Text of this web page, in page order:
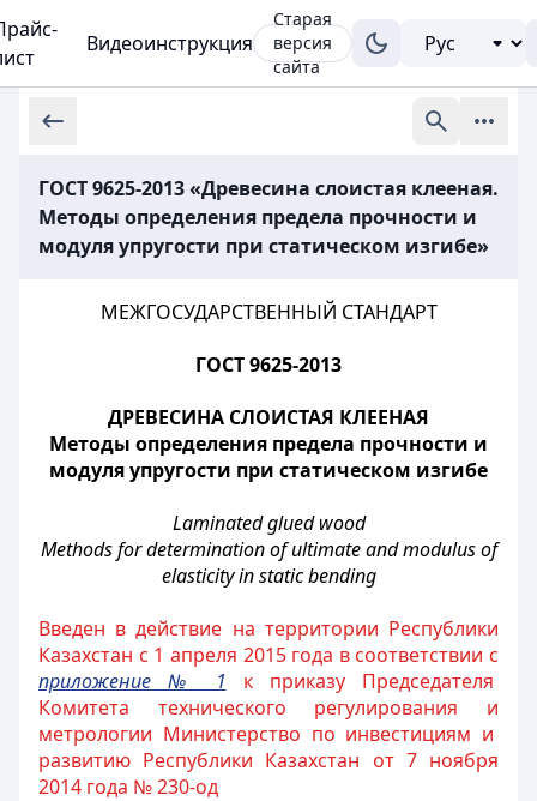
Видеоинструкция
Старая
версия
сайта
ГОСТ 9625-2013 «Древесина слоистая клееная.
Методы определения предела прочности и
модуля упругости при статическом изгибе»
МЕЖГОСУДАРСТВЕННЫЙ СТАНДАРТ
ГОСТ 9625-2013
ДРЕВЕСИНА СЛОИСТАЯ КЛЕЕНАЯ
Методы определения предела прочности и
модуля упругости при статическом изгибе
Laminated glued wood
Methods for determination of ultimate and modulus of
elasticity in static bending
Введен в действие на территории Республики
Казахстан с 1 апреля 2015 года в соответствии с
приложение № 1 к приказу Председателя
Комитета технического регулирования и
метрологии Министерство по инвестициям и
развитию Республики Казахстан от 7 ноября
2014 года № 230-од